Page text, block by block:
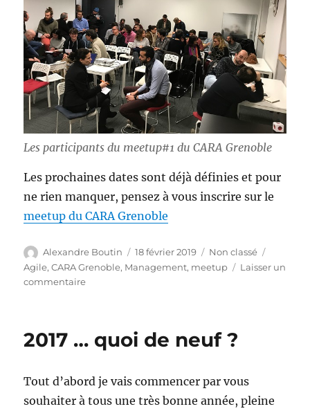
Les participants du meetup#1 du CARA Grenoble
Les prochaines dates sont déjà définies et pour
ne rien manquer, pensez à vous inscrire sur le
meetup du CARA Grenoble
Auteur
Alexandre Boutin
Publié
le
18 février 2019 Catégories
Non classé
Agile,CARA Grenoble, Management, meetup
Laisser un
commentairesur
Management
Agile
2017 … quoi de neuf ?
Tout d’abord je vais commencer par vous
souhaiter à tous une très bonne année, pleine